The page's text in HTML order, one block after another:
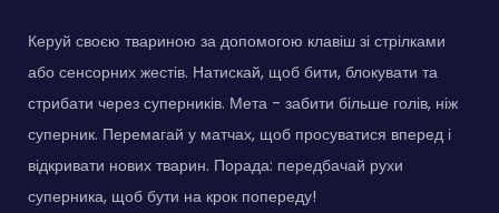
Керуй своєю твариною за допомогою клавіш зі стрілками
або сенсорних жестів. Натискай, щоб бити, блокувати та
стрибати через суперників. Мета - забити більше голів, ніж
суперник. Перемагай у матчах, щоб просуватися вперед і
відкривати нових тварин. Порада: передбачай рухи
суперника, щоб бути на крок попереду!